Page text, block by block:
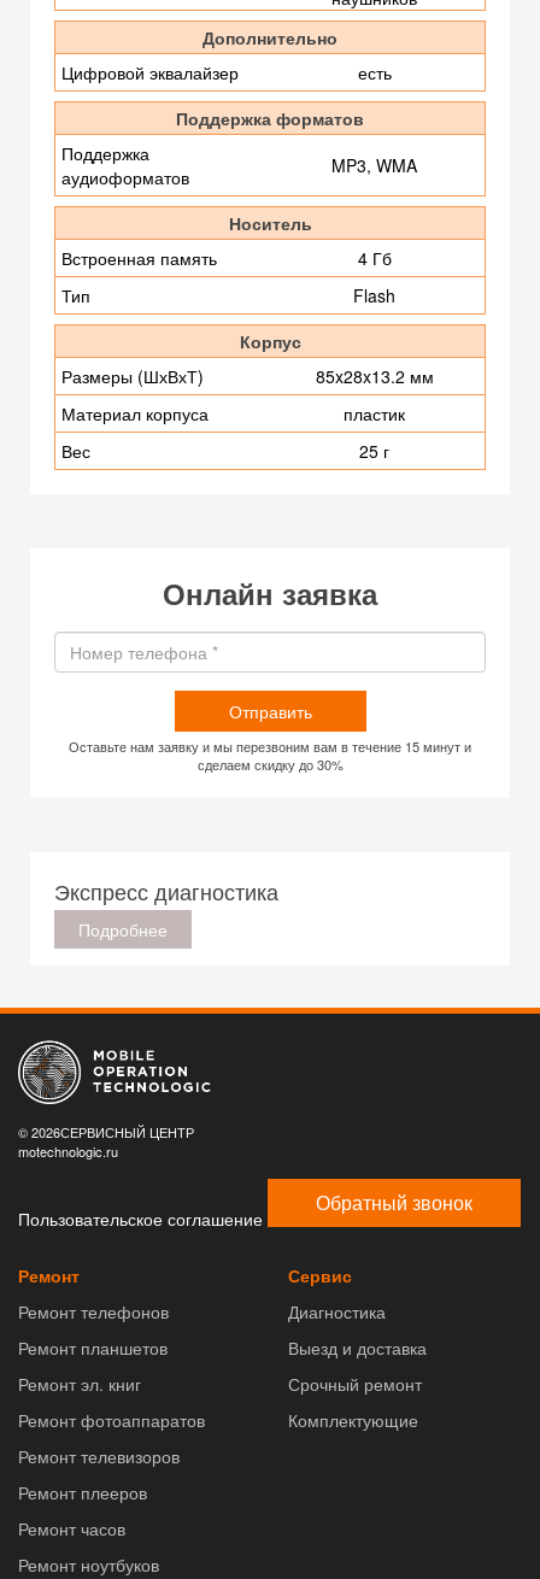
Дополнительно
Цифровой эквалайзер
есть
Поддержка форматов
Поддержка
аудиоформатов
MP3, WMA
Носитель
Встроенная память
4 Гб
Тип
Flash
Корпус
Размеры (ШхВхТ)
85x28x13.2 мм
Материал корпуса
пластик
Вес
25 г
Онлайн заявка
Отправить
Оставьте нам заявку и мы перезвоним вам в течение 15 минут и
сделаем скидку до 30%
Экспресс диагностика
Подробнее
© 2026СЕРВИСНЫЙ ЦЕНТР
motechnologic.ru
Пользовательское соглашение
Обратный звонок
Ремонт
Ремонт телефонов
Ремонт планшетов
Ремонт эл. книг
Ремонт фотоаппаратов
Ремонт телевизоров
Ремонт плееров
Ремонт часов
Ремонт ноутбуков
Сервис
Диагностика
Выезд и доставка
Срочный ремонт
Комплектующие